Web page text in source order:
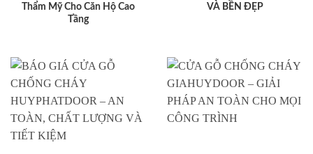
Thẩm Mỹ Cho Căn Hộ Cao
Tầng
VÀ BỀN ĐẸP